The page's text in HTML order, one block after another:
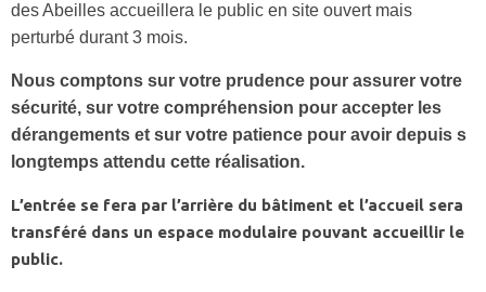
des Abeilles accueillera le public en site ouvert mais
perturbé durant 3 mois.
Nous comptons sur votre prudence pour assurer votre
sécurité, sur votre compréhension pour accepter les
dérangements et sur votre patience pour avoir depuis s
longtemps attendu cette réalisation.
L’entrée se fera par l’arrière du bâtiment et l’accueil sera
transféré dans un espace modulaire pouvant accueillir le
public.